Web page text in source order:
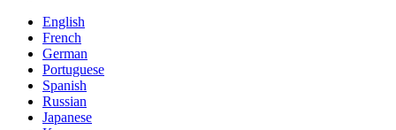
English
French
German
Portuguese
Spanish
Russian
Japanese